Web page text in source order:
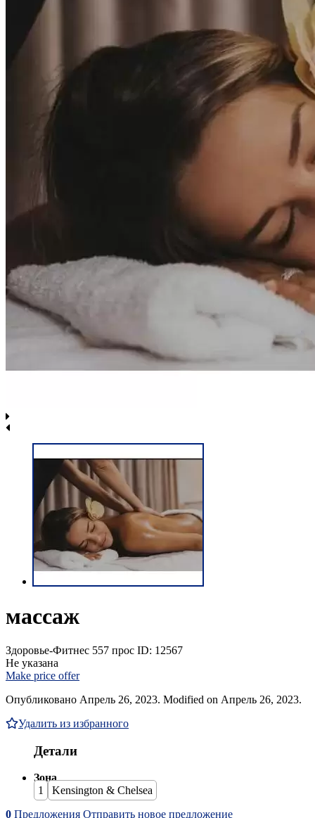
массаж
Здоровье-Фитнес 557 прос ID: 12567
Не указана
Make price offer
Опубликовано Апрель 26, 2023. Modified on Апрель 26, 2023.
Удалить из избранного
Детали
Зона
1
Kensington & Chelsea
0 Предложения Отправить новое предложение